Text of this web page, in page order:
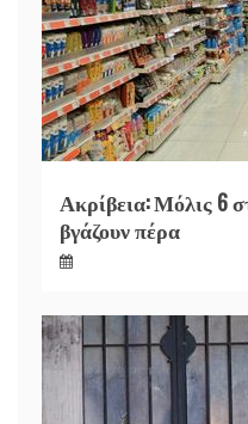
Ακρίβεια: Μόλις 6
βγάζουν πέρα